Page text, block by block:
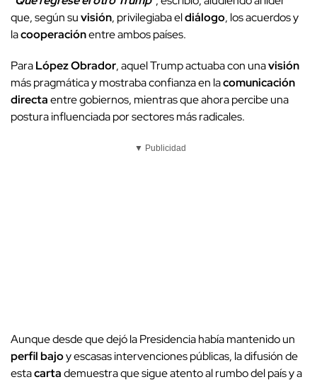
que, según suvisión, privilegiaba eldiálogo, los acuerdos y
lacooperaciónentre ambos países.
ParaLópez Obrador, aquel Trump actuaba con unavisión
más pragmática y mostraba confianza en lacomunicación
directaentre gobiernos, mientras que ahora percibe una
postura influenciada por sectores más radicales.
▼ Publicidad
Aunque desde que dejó la Presidencia había mantenido un
perfil bajoy escasas intervenciones públicas, la difusión de
estacartademuestra que sigue atento al rumbo del país y a